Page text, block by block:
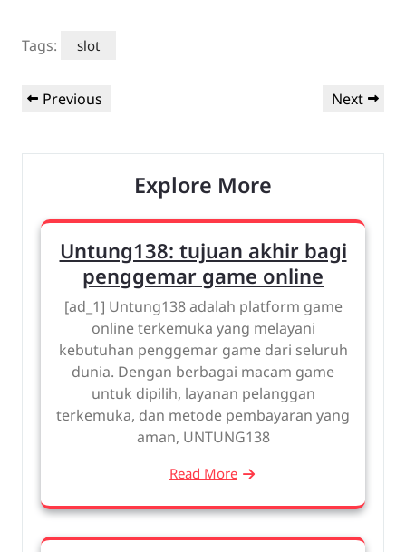
Tags: slot
Post
Previous
Previous
Next
Next
Explore More
Untung138: tujuan akhir bagi
penggemar game online
[ad_1] Untung138 adalah platform game
online terkemuka yang melayani
kebutuhan penggemar game dari seluruh
dunia. Dengan berbagai macam game
untuk dipilih, layanan pelanggan
terkemuka, dan metode pembayaran yang
aman, UNTUNG138
Read More